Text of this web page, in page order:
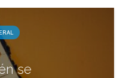
se